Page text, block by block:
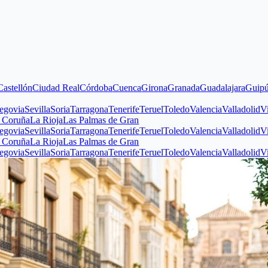
Ciudad RealCórdobaCuencaGironaGranadaGuadalajaraGuipúzcoa
SoriaTarragonaTenerifeTeruelToledoValenciaValladolidVizcaya
La RiojaLas Palmas de Gran
SoriaTarragonaTenerifeTeruelToledoValenciaValladolidVizcaya
La RiojaLas Palmas de Gran
SoriaTarragonaTenerifeTeruelToledoValenciaValladolidVizcaya